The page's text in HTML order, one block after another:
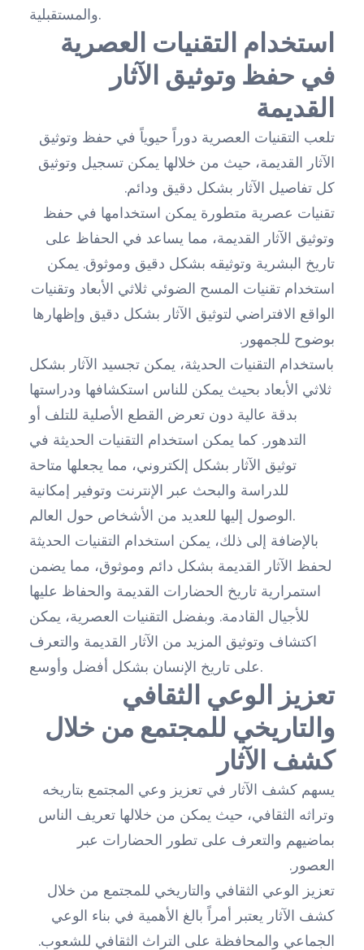
والمستقبلية.
استخدام التقنيات العصرية
في حفظ وتوثيق الآثار
القديمة
تلعب التقنيات العصرية دوراً حيوياً في حفظ وتوثيق
الآثار القديمة، حيث من خلالها يمكن تسجيل وتوثيق
كل تفاصيل الآثار بشكل دقيق ودائم.
تقنيات عصرية متطورة يمكن استخدامها في حفظ
وتوثيق الآثار القديمة، مما يساعد في الحفاظ على
تاريخ البشرية وتوثيقه بشكل دقيق وموثوق. يمكن
استخدام تقنيات المسح الضوئي ثلاثي الأبعاد وتقنيات
الواقع الافتراضي لتوثيق الآثار بشكل دقيق وإظهارها
بوضوح للجمهور.
باستخدام التقنيات الحديثة، يمكن تجسيد الآثار بشكل
ثلاثي الأبعاد بحيث يمكن للناس استكشافها ودراستها
بدقة عالية دون تعرض القطع الأصلية للتلف أو
التدهور. كما يمكن استخدام التقنيات الحديثة في
توثيق الآثار بشكل إلكتروني، مما يجعلها متاحة
للدراسة والبحث عبر الإنترنت وتوفير إمكانية
الوصول إليها للعديد من الأشخاص حول العالم.
بالإضافة إلى ذلك، يمكن استخدام التقنيات الحديثة
لحفظ الآثار القديمة بشكل دائم وموثوق، مما يضمن
استمرارية تاريخ الحضارات القديمة والحفاظ عليها
للأجيال القادمة. وبفضل التقنيات العصرية، يمكن
اكتشاف وتوثيق المزيد من الآثار القديمة والتعرف
على تاريخ الإنسان بشكل أفضل وأوسع.
تعزيز الوعي الثقافي
والتاريخي للمجتمع من خلال
كشف الآثار
يسهم كشف الآثار في تعزيز وعي المجتمع بتاريخه
وتراثه الثقافي، حيث يمكن من خلالها تعريف الناس
بماضيهم والتعرف على تطور الحضارات عبر
العصور.
تعزيز الوعي الثقافي والتاريخي للمجتمع من خلال
كشف الآثار يعتبر أمراً بالغ الأهمية في بناء الوعي
الجماعي والمحافظة على التراث الثقافي للشعوب.